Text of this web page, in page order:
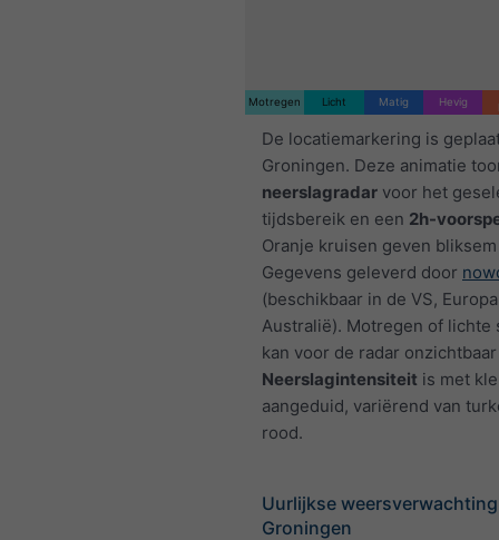
Motregen Licht Matig Hevig
De locatiemarkering is
Groningen. Deze animatie
neerslagradar voor het
tijdsbereik en een 2h-
Oranje kruisen geven bliksem
Gegevens geleverd door
(beschikbaar in de VS,
Australië). Motregen of lichte
kan voor de radar
Neerslagintensiteit is met
aangeduid, variërend van
rood.
Uurlijkse
Groningen